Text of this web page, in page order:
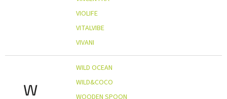
VIOLIFE
VITALVIBE
VIVANI
W
WILD OCEAN
WILD&COCO
WOODEN SPOON